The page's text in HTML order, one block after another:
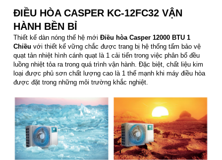
ĐIỀU HÒA CASPER KC-12FC32 VẬN
HÀNH BỀN BỈ
Thiết kế dàn nóng thế hệ mới Điều hòa Casper 12000 BTU 1
Chiều với thiết kế vững chắc được trang bị hệ thống tấm bảo vệ
quạt tản nhiệt hình cánh quạt là 1 cải tiến trong việc phân bổ đều
luồng nhiệt tỏa ra trong quá trình vận hành. Đặc biệt, chất liệu kim
loại được phủ sơn chất lượng cao là 1 thế mạnh khi máy điều hòa
được đặt trong những môi trường khắc nghiệt.